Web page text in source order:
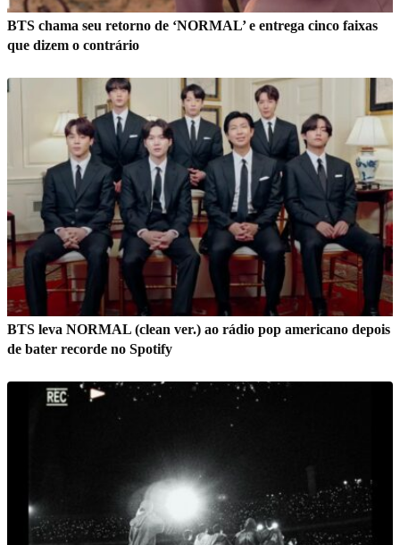
BTS chama seu retorno de ‘NORMAL’ e entrega cinco faixas
que dizem o contrário
BTS leva NORMAL (clean ver.) ao rádio pop americano depois
de bater recorde no Spotify